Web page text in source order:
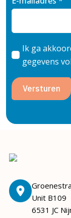
Ik ga
gegevens
Versturen
Unit B109
6531 JC